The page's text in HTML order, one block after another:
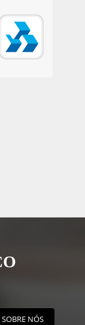
SOBRE NÓS